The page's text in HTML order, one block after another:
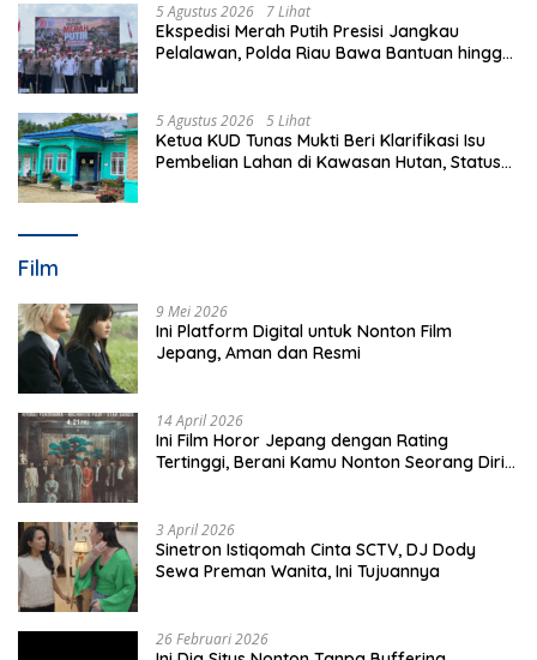
5 Agustus 2026 7 Lihat
Ekspedisi Merah Putih Presisi Jangkau
Pelalawan, Polda Riau Bawa Bantuan hingga
5 Agustus 2026 5 Lihat
Ketua KUD Tunas Mukti Beri Klarifikasi Isu
Pembelian Lahan di Kawasan Hutan, Status
Film
9 Mei 2026
Ini Platform Digital untuk Nonton Film
Jepang, Aman dan Resmi
14 April 2026
Ini Film Horor Jepang dengan Rating
Tertinggi, Berani Kamu Nonton Seorang Diri
3 April 2026
Sinetron Istiqomah Cinta SCTV, DJ Dody
Sewa Preman Wanita, Ini Tujuannya
26 Februari 2026